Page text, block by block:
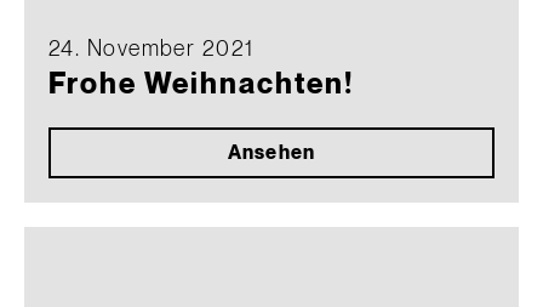
24. November 2021
Frohe Weihnachten!
Ansehen